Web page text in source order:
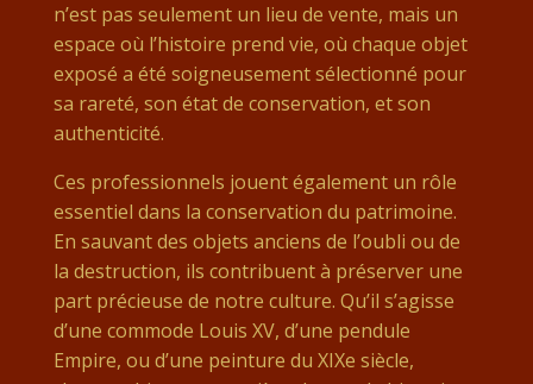
n’est pas seulement un lieu de vente, mais un
espace où l’histoire prend vie, où chaque objet
exposé a été soigneusement sélectionné pour
sa rareté, son état de conservation, et son
authenticité.
Ces professionnels jouent également un rôle
essentiel dans la conservation du patrimoine.
En sauvant des objets anciens de l’oubli ou de
la destruction, ils contribuent à préserver une
part précieuse de notre culture. Qu’il s’agisse
d’une commode Louis XV, d’une pendule
Empire, ou d’une peinture du XIXe siècle,